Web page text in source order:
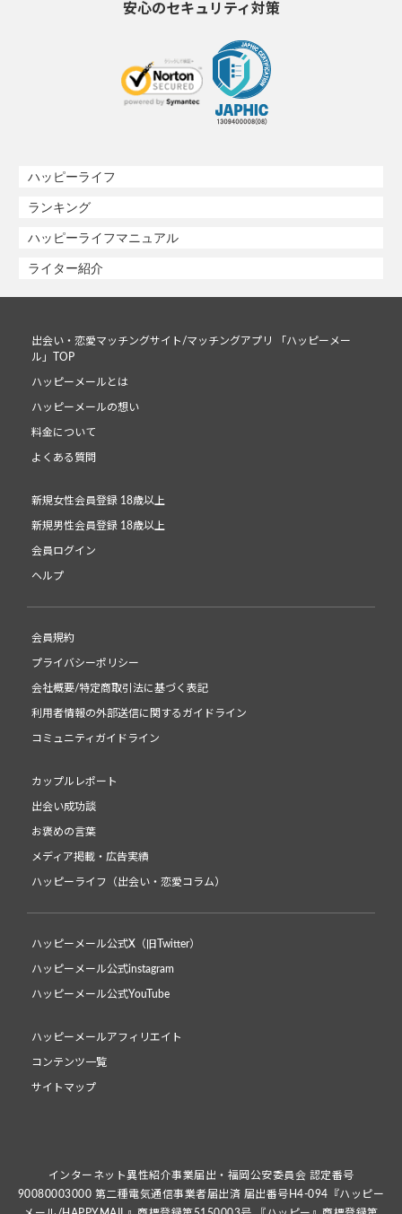
安心のセキュリティ対策
ハッピーライフ
ランキング
ハッピーライフマニュアル
ライター紹介
出会い・恋愛マッチングサイト/マッチングアプリ 「ハッピーメー
ル」TOP
ハッピーメールとは
ハッピーメールの想い
料金について
よくある質問
新規女性会員登録 18歳以上
新規男性会員登録 18歳以上
会員ログイン
ヘルプ
会員規約
プライバシーポリシー
会社概要/特定商取引法に基づく表記
利用者情報の外部送信に関するガイドライン
コミュニティガイドライン
カップルレポート
出会い成功談
お褒めの言葉
メディア掲載・広告実績
ハッピーライフ（出会い・恋愛コラム）
ハッピーメール公式X（旧Twitter）
ハッピーメール公式instagram
ハッピーメール公式YouTube
ハッピーメールアフィリエイト
コンテンツ一覧
サイトマップ
インターネット異性紹介事業届出・福岡公安委員会 認定番号
90080003000 第二種電気通信事業者届出済 届出番号H4-094『ハッピー